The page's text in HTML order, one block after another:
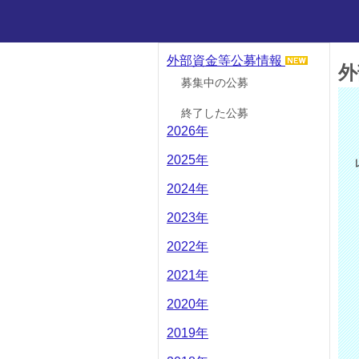
外部資金等公募情報
募集中の公募
終了した公募
2026年
2025年
2024年
2023年
2022年
2021年
2020年
2019年